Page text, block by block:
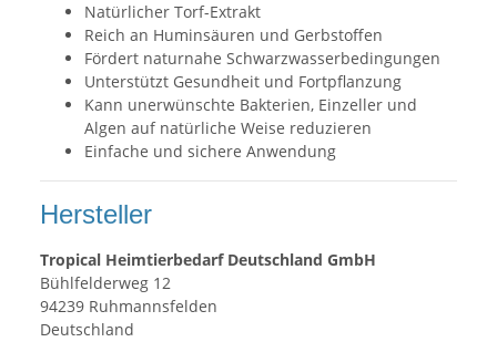
Natürlicher Torf-Extrakt
Reich an Huminsäuren und Gerbstoffen
Fördert naturnahe Schwarzwasserbedingungen
Unterstützt Gesundheit und Fortpflanzung
Kann unerwünschte Bakterien, Einzeller und
Algen auf natürliche Weise reduzieren
Einfache und sichere Anwendung
Hersteller
Tropical Heimtierbedarf Deutschland GmbH
Bühlfelderweg 12
94239 Ruhmannsfelden
Deutschland